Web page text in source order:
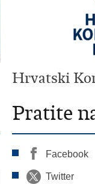
Hrvatski
Pratite
Facebook
Twitter